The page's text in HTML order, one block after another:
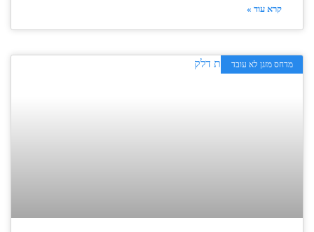
קרא עוד »
מדחס מזגן לא עובד